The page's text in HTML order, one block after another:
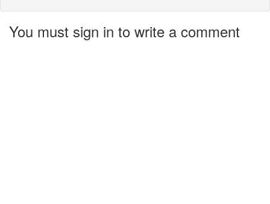
You must sign in to write a comment